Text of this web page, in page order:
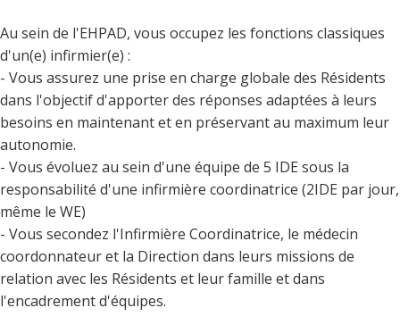
Au sein de l'EHPAD, vous occupez les fonctions classiques
d'un(e) infirmier(e) :
- Vous assurez une prise en charge globale des Résidents
dans l'objectif d'apporter des réponses adaptées à leurs
besoins en maintenant et en préservant au maximum leur
autonomie.
- Vous évoluez au sein d'une équipe de 5 IDE sous la
responsabilité d'une infirmière coordinatrice (2IDE par jour,
même le WE)
- Vous secondez l'Infirmière Coordinatrice, le médecin
coordonnateur et la Direction dans leurs missions de
relation avec les Résidents et leur famille et dans
l'encadrement d'équipes.